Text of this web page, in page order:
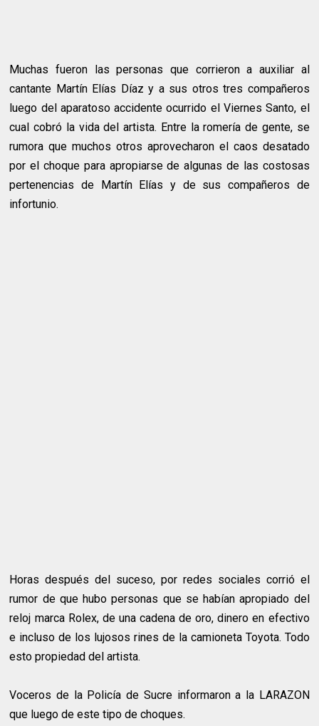
Muchas fueron las personas que corrieron a auxiliar al
cantante Martín Elías Díaz y a sus otros tres compañeros
luego del aparatoso accidente ocurrido el Viernes Santo, el
cual cobró la vida del artista. Entre la romería de gente, se
rumora que muchos otros aprovecharon el caos desatado
por el choque para apropiarse de algunas de las costosas
pertenencias de Martín Elías y de sus compañeros de
infortunio.
Horas después del suceso, por redes sociales corrió el
rumor de que hubo personas que se habían apropiado del
reloj marca Rolex, de una cadena de oro, dinero en efectivo
e incluso de los lujosos rines de la camioneta Toyota. Todo
esto propiedad del artista.
Voceros de la Policía de Sucre informaron a la LARAZON
que luego de este tipo de choques.